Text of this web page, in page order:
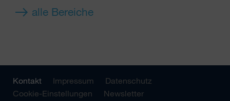
alle Bereiche
Kontakt Impressum
Datenschutz
Cookie-Einstellungen
Newsletter